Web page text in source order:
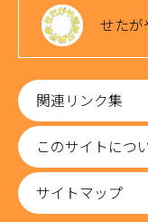
せたが
関連リンク集
このサイトにつ
サイトマップ